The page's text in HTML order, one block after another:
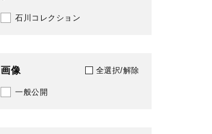
1967
1970
1971
石川コレクション
画像 全選択/解除
一般公開